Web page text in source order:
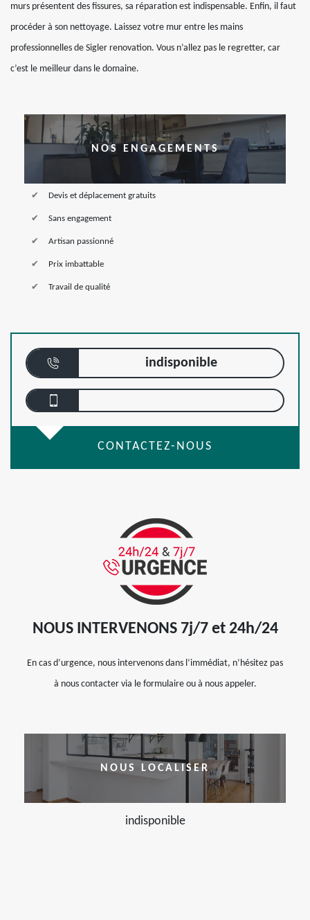
murs présentent des fissures, sa réparation est indispensable. Enfin, il faut
procéder à son nettoyage. Laissez votre mur entre les mains
professionnelles de Sigler renovation. Vous n’allez pas le regretter, car
c’est le meilleur dans le domaine.
NOS ENGAGEMENTS
Devis et déplacement gratuits
Sans engagement
Artisan passionné
Prix imbattable
Travail de qualité
indisponible
CONTACTEZ-NOUS
NOUS INTERVENONS 7j/7 et 24h/24
En cas d’urgence, nous intervenons dans l’immédiat, n’hésitez pas
à nous contacter via le formulaire ou à nous appeler.
NOUS LOCALISER
indisponible